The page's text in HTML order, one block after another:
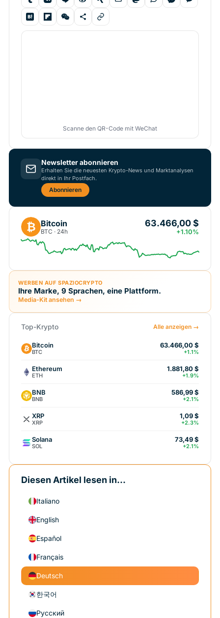
Scanne den QR-Code mit WeChat
Newsletter abonnieren
Erhalten Sie die neuesten Krypto-News und Marktanalysen
direkt in Ihr Postfach.
Abonnieren
₿ Bitcoin
BTC · 24h
63.466,00 $
+1.10%
WERBEN AUF SPAZIOCRYPTO
Ihre Marke, 9 Sprachen, eine Plattform.
Media-Kit ansehen →
Top-Krypto Alle anzeigen →
Bitcoin
BTC
63.466,00 $
+1.1%
Ethereum
ETH
1.881,80 $
+1.9%
BNB
BNB
586,99 $
+2.1%
XRP
XRP
1,09 $
+2.3%
Solana
SOL
73,49 $
+2.1%
Diesen Artikel lesen in...
Italiano
English
Español
Français
Deutsch
한국어
Русский